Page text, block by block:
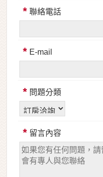
* 聯絡電話
* E-mail
* 問題分類
* 留言內容